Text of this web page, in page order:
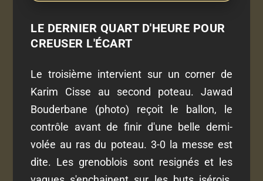
LE DERNIER QUART D'HEURE POUR
CREUSER L'ÉCART
Le troisième intervient sur un corner de
Karim Cisse au second poteau. Jawad
Bouderbane (photo) reçoit le ballon, le
contrôle avant de finir d'une belle demi-
volée au ras du poteau. 3-0 la messe est
dite. Les grenoblois sont resignés et les